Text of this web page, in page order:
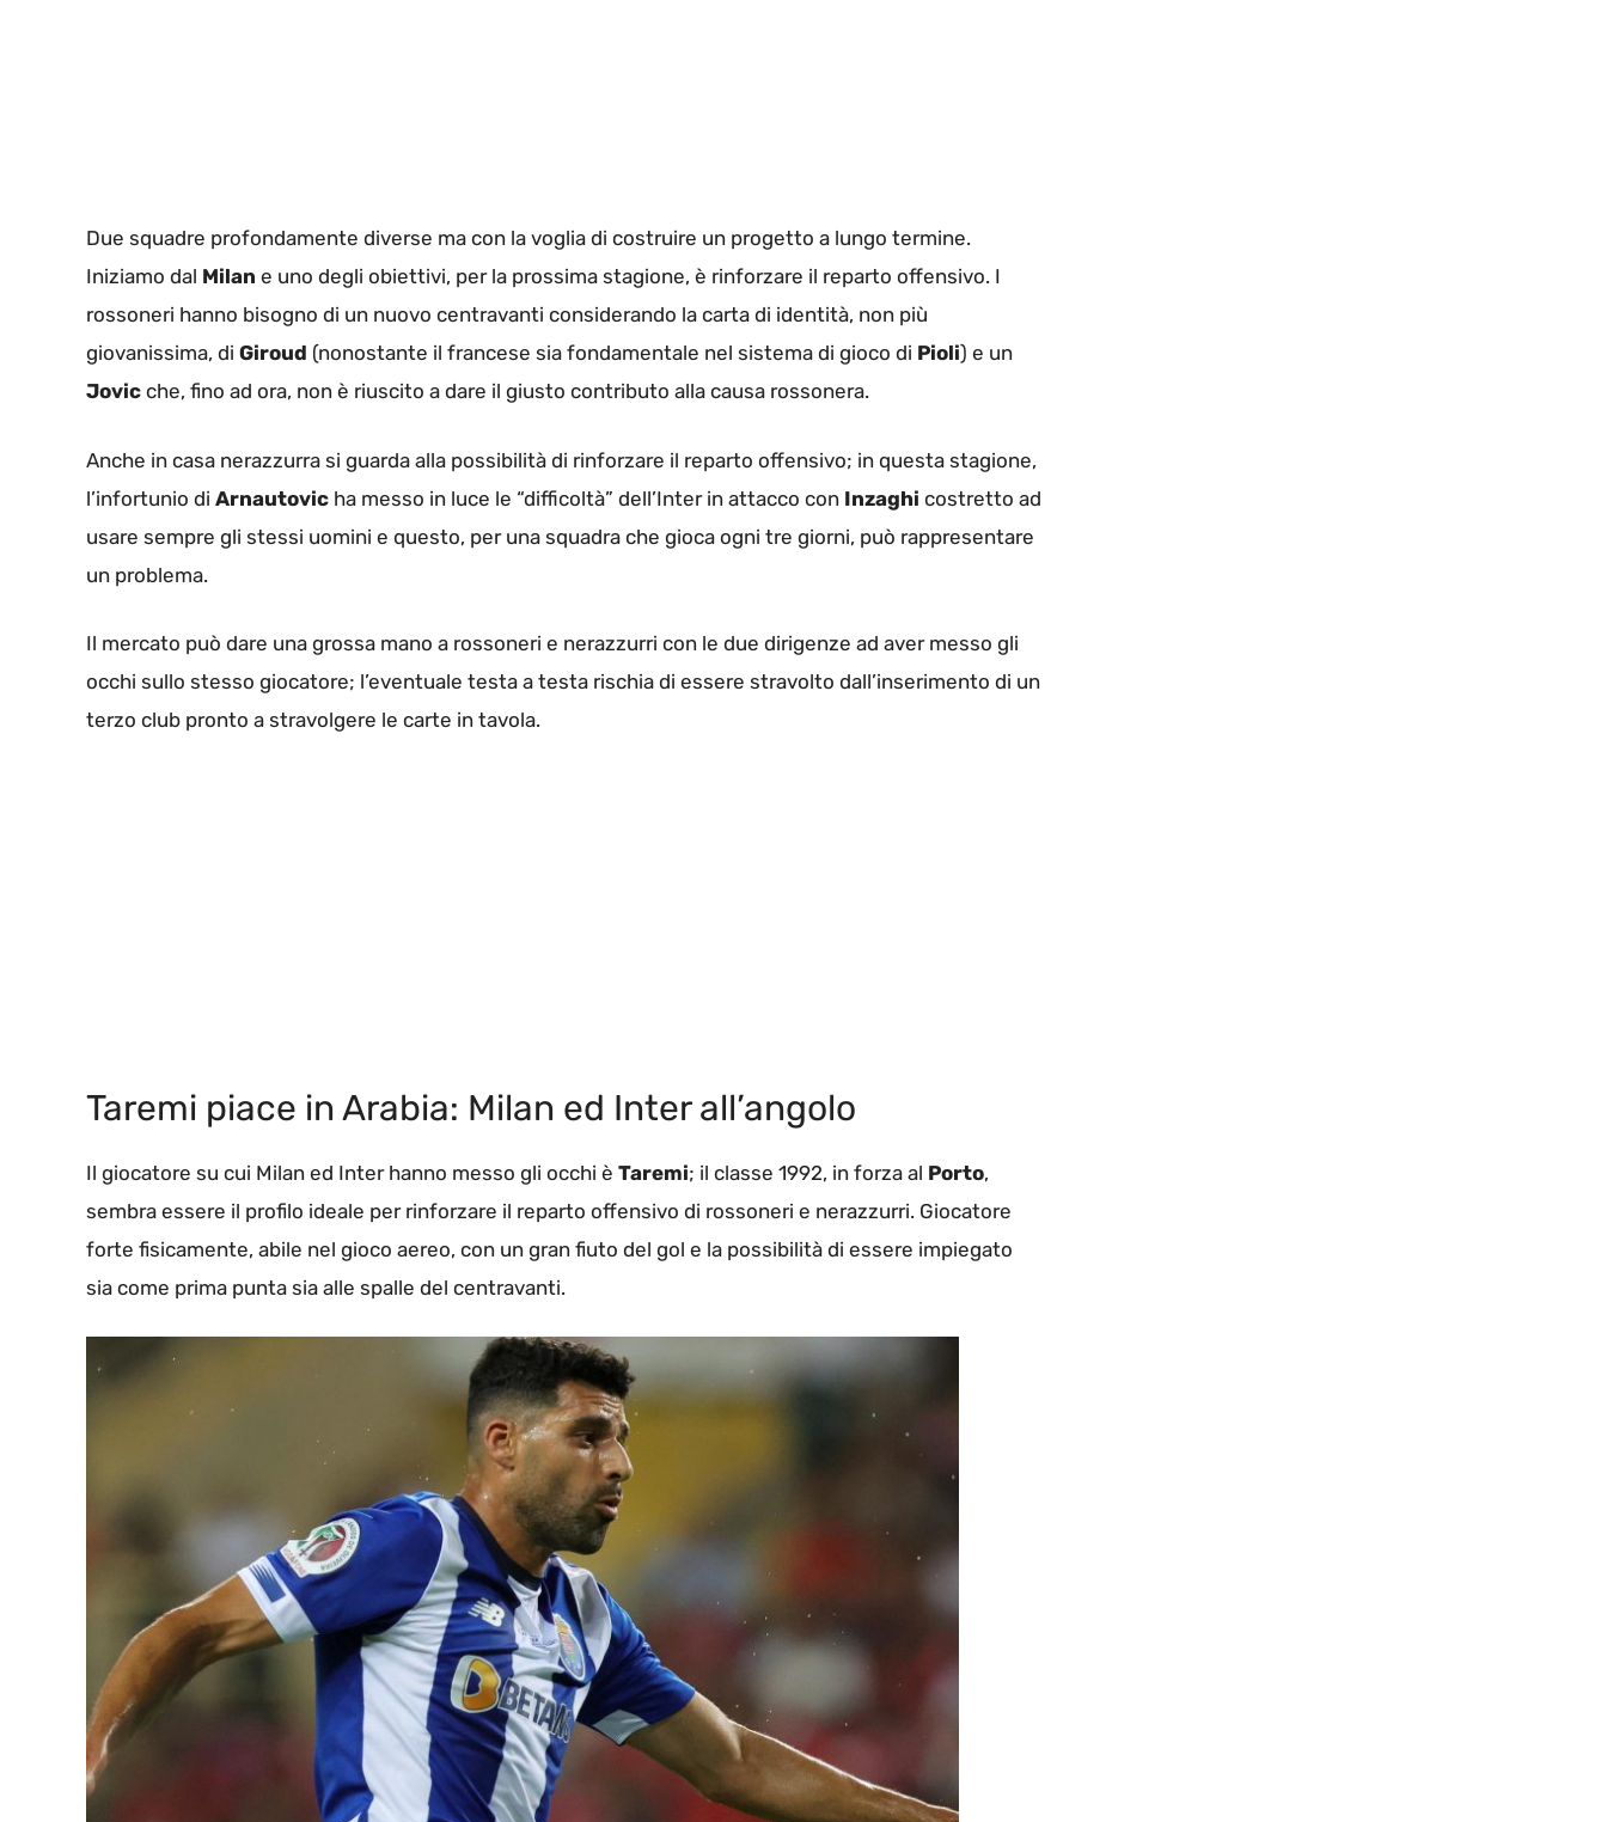
Due squadre profondamente diverse ma con la voglia di costruire un progetto a lungo termine.
Iniziamo dal Milan e uno degli obiettivi, per la prossima stagione, è rinforzare il reparto offensivo. I
rossoneri hanno bisogno di un nuovo centravanti considerando la carta di identità, non più
giovanissima, di Giroud (nonostante il francese sia fondamentale nel sistema di gioco di Pioli) e un
Jovic che, fino ad ora, non è riuscito a dare il giusto contributo alla causa rossonera.
Anche in casa nerazzurra si guarda alla possibilità di rinforzare il reparto offensivo; in questa stagione,
l’infortunio di Arnautovic ha messo in luce le “difficoltà” dell’Inter in attacco con Inzaghi costretto ad
usare sempre gli stessi uomini e questo, per una squadra che gioca ogni tre giorni, può rappresentare
un problema.
Il mercato può dare una grossa mano a rossoneri e nerazzurri con le due dirigenze ad aver messo gli
occhi sullo stesso giocatore; l’eventuale testa a testa rischia di essere stravolto dall’inserimento di un
terzo club pronto a stravolgere le carte in tavola.
Taremi piace in Arabia: Milan ed Inter all’angolo
Il giocatore su cui Milan ed Inter hanno messo gli occhi è Taremi; il classe 1992, in forza al Porto,
sembra essere il profilo ideale per rinforzare il reparto offensivo di rossoneri e nerazzurri. Giocatore
forte fisicamente, abile nel gioco aereo, con un gran fiuto del gol e la possibilità di essere impiegato
sia come prima punta sia alle spalle del centravanti.